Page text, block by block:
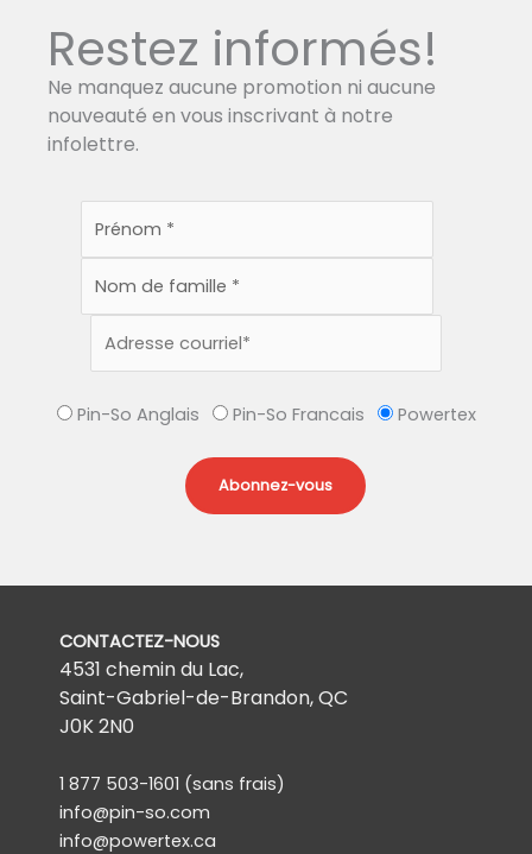
Restez informés!
Ne manquez aucune promotion ni aucune
nouveauté en vous inscrivant à notre
infolettre.
Pin-So Anglais Pin-So Francais Powertex
CONTACTEZ-NOUS
4531 chemin du Lac,
Saint-Gabriel-de-Brandon, QC
J0K 2N0
1 877 503-1601 (sans frais)
info@pin-so.com
info@powertex.ca